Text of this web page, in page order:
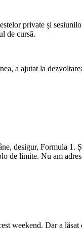
private și
de cursă.
a ajutat la
desigur, Formula 1.
de limite. Nu am
weekend. Dar a